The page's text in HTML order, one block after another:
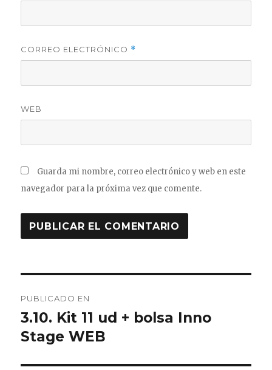
CORREO ELECTRÓNICO *
WEB
Guarda mi nombre, correo electrónico y web en este
navegador para la próxima vez que comente.
de
entradas
PUBLICADO EN
3.10. Kit 11 ud + bolsa Inno
Stage WEB